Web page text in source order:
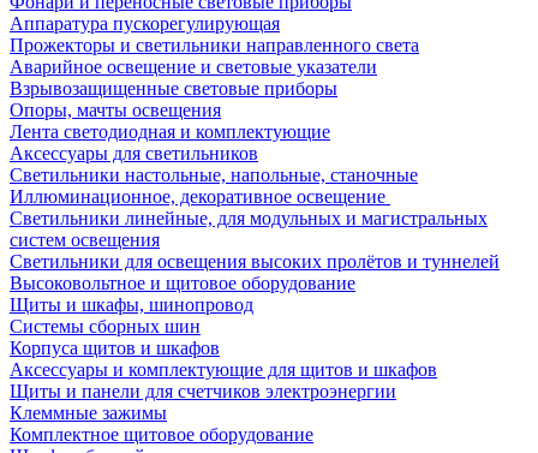
Аппаратура пускорегулирующая
Прожекторы и светильники направленного света
Аварийное освещение и световые указатели
Взрывозащищенные световые приборы
Опоры, мачты освещения
Лента светодиодная и комплектующие
Аксессуары для светильников
Светильники настольные, напольные, станочные
Иллюминационное, декоративное освещение
Светильники линейные, для модульных и магистральных
систем освещения
Светильники для освещения высоких пролётов и туннелей
Высоковольтное и щитовое оборудование
Щиты и шкафы, шинопровод
Системы сборных шин
Корпуса щитов и шкафов
Аксессуары и комплектующие для щитов и шкафов
Щиты и панели для счетчиков электроэнергии
Клеммные зажимы
Комплектное щитовое оборудование